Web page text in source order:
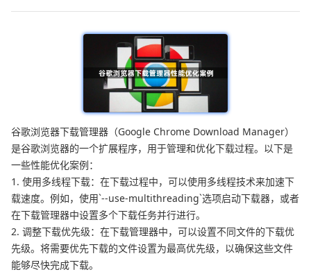
谷歌浏览器下载管理器（Google Chrome Download Manager）
是谷歌浏览器的一个扩展程序，用于管理和优化下载过程。以下是
一些性能优化案例：
1. 使用多线程下载：在下载过程中，可以使用多线程技术来加速下
载速度。例如，使用`--use-multithreading`选项启动下载器，或者
在下载管理器中设置多个下载任务并行进行。
2. 调整下载优先级：在下载管理器中，可以设置不同文件的下载优
先级。将需要优先下载的文件设置为最高优先级，以确保这些文件
能够尽快完成下载。